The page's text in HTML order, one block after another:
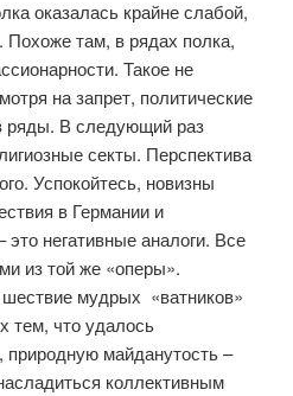
оказалась крайне слабой,
Похоже там, в рядах полка,
Такое не
на запрет, политические
ряды. В следующий раз
секты. Перспектива
Успокойтесь, новизны
в Германии и
негативные аналоги. Все
из той же «оперы».
мудрых «ватников»
тем, что удалось
природную майданутость –
коллективным